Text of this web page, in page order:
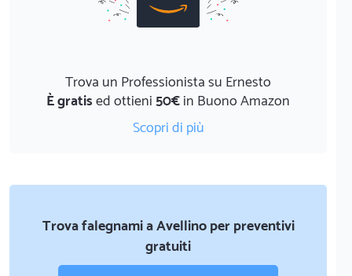
Trova un Professionista su Ernesto
È gratised ottieni50€in Buono Amazon
Scopri di più
Trova falegnami a Avellino per preventivi
gratuiti